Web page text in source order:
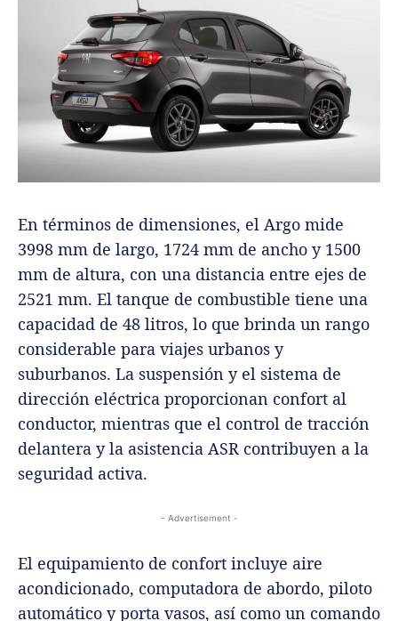
En términos de dimensiones, el Argo mide
3998 mm de largo, 1724 mm de ancho y 1500
mm de altura, con una distancia entre ejes de
2521 mm. El tanque de combustible tiene una
capacidad de 48 litros, lo que brinda un rango
considerable para viajes urbanos y
suburbanos. La suspensión y el sistema de
dirección eléctrica proporcionan confort al
conductor, mientras que el control de tracción
delantera y la asistencia ASR contribuyen a la
seguridad activa.
- Advertisement -
El equipamiento de confort incluye aire
acondicionado, computadora de abordo, piloto
automático y porta vasos, así como un comando